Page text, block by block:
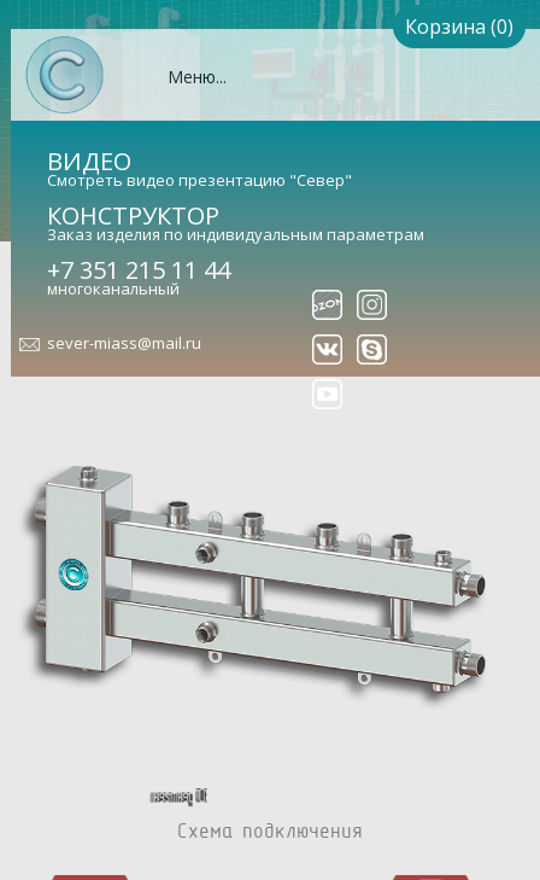
Меню...
Корзина (0)
ВИДЕО
Смотреть видео презентацию "Север"
КОНСТРУКТОР
Заказ изделия по индивидуальным параметрам
+7 351 215 11 44
многоканальный
sever-miass@mail.ru
Гидрострелка Север-M2+1
(Aisi) (сталь нержавеющая)
Гидравлический разделитель совмещенный с
коллектором (арт. 1915026)
Схема подключения